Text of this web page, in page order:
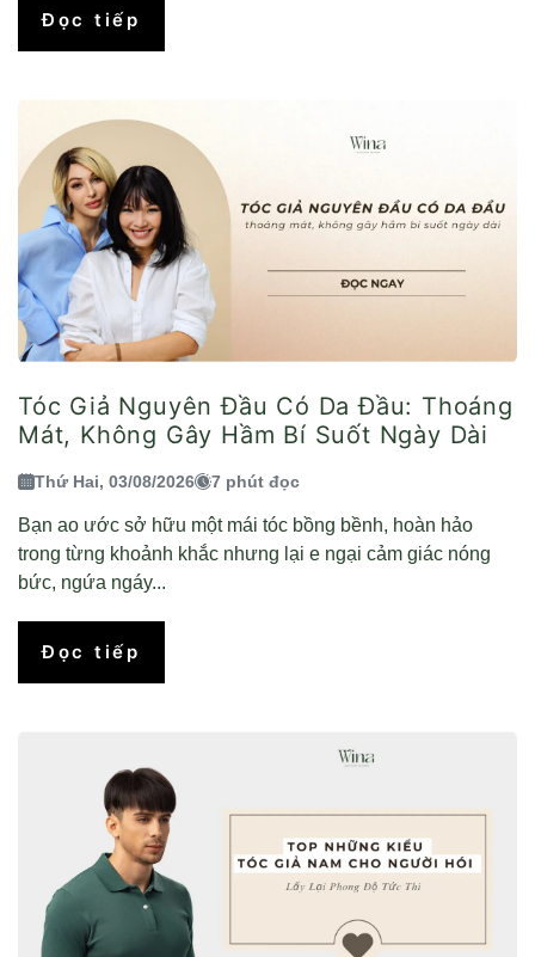
Đọc tiếp
Tóc Giả Nguyên Đầu Có Da Đầu: Thoáng
Mát, Không Gây Hầm Bí Suốt Ngày Dài
Thứ Hai, 03/08/2026 7 phút đọc
Bạn ao ước sở hữu một mái tóc bồng bềnh, hoàn hảo
trong từng khoảnh khắc nhưng lại e ngại cảm giác nóng
bức, ngứa ngáy...
Đọc tiếp